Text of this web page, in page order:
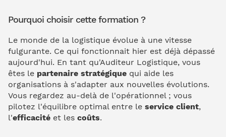
Pourquoi choisir cette formation ?
Le monde de la logistique évolue à une vitesse
fulgurante. Ce qui fonctionnait hier est déjà dépassé
aujourd'hui. En tant qu'Auditeur Logistique, vous
êtes le partenaire stratégique qui aide les
organisations à s'adapter aux nouvelles évolutions.
Vous regardez au-delà de l'opérationnel ; vous
pilotez l'équilibre optimal entre le service client,
l'efficacité et les coûts.